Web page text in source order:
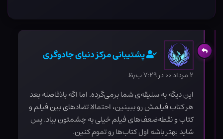
پشتیبانی مرکز دنیای جادوگری
۲ مرداد ۰۰ در ۷:۲۹ ب٫ظ
این دیگه به سلیقه‌ی شما برمی‌گرده. اما اگه بلافاصله بعد
هر کتاب فیلمش رو ببینین، احتمالا تضادهای بین فیلم و
کتاب و نقطه‌ضعف‌های فیلم خیلی به چشمتون بیاد. پس
شاید بهتر باشه اول کتاب‌ها رو تموم کنین.